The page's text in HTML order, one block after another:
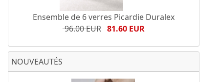
Ensemble de 6 verres Picardie Duralex
96.00 EUR 81.60 EUR
NOUVEAUTÉS